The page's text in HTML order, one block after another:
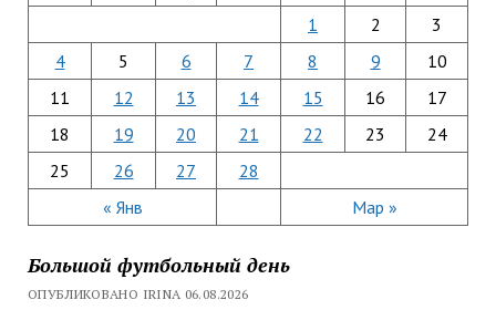
« Янв Мар »
1 2
3
4
5 6 7 8 9
10
11
12 13 14 15 16
17
18
19 20 21 22 23
24
25
26 27 28
Большой футбольный день
ОПУБЛИКОВАНО IRINA 06.08.2026